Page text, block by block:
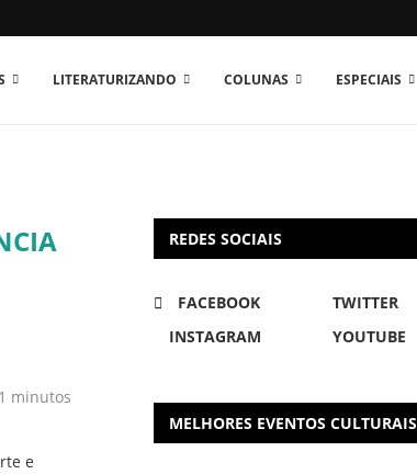
LITERATURIZANDO COLUNAS ESPECIAIS
1 minutos
e
REDES SOCIAIS
FACEBOOK
TWITTER
INSTAGRAM
YOUTUBE
MELHORES EVENTOS CULTURAIS